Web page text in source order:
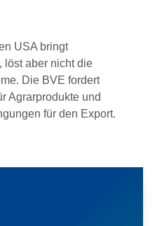
USA bringt
löst aber nicht die
Die BVE fordert
Agrarprodukte und
für den Export.